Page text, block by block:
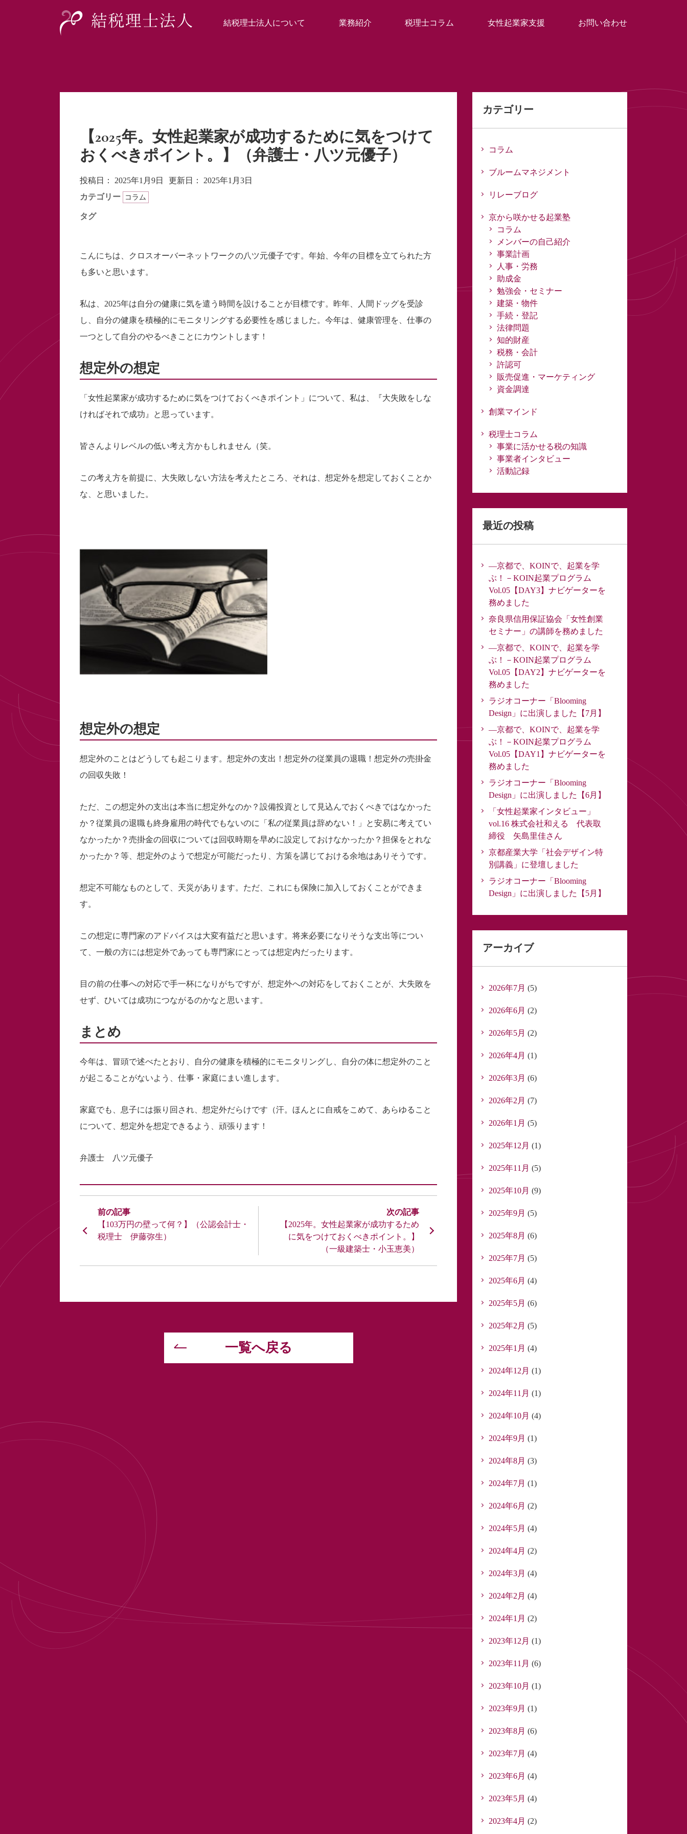
結税理士法人について 業務紹介 税理士コラム 女性起業家支援 お問い合わせ
【2025年。女性起業家が成功するために気をつけて
おくべきポイント。】（弁護士・八ツ元優子）
投稿日： 2025年1月9日 更新日：
2025年1月3日
カテゴリー
コラム
タグ
こんにちは、クロスオーバーネットワークの八ツ元優子です。年始、今年の目標を立てられた方
も多いと思います。
私は、2025年は自分の健康に気を遣う時間を設けることが目標です。昨年、人間ドッグを受診
し、自分の健康を積極的にモニタリングする必要性を感じました。今年は、健康管理を、仕事の
一つとして自分のやるべきことにカウントします！
想定外の想定
「女性起業家が成功するために気をつけておくべきポイント」について、私は、『大失敗をしな
ければそれで成功』と思っています。
皆さんよりレベルの低い考え方かもしれません（笑。
この考え方を前提に、大失敗しない方法を考えたところ、それは、想定外を想定しておくことか
な、と思いました。
想定外の想定
想定外のことはどうしても起こります。想定外の支出！想定外の従業員の退職！想定外の売掛金
の回収失敗！
ただ、この想定外の支出は本当に想定外なのか？設備投資として見込んでおくべきではなかった
か？従業員の退職も終身雇用の時代でもないのに「私の従業員は辞めない！」と安易に考えてい
なかったか？売掛金の回収については回収時期を早めに設定しておけなかったか？担保をとれな
かったか？等、想定外のようで想定が可能だったり、方策を講じておける余地はありそうです。
想定不可能なものとして、天災があります。ただ、これにも保険に加入しておくことができま
す。
この想定に専門家のアドバイスは大変有益だと思います。将来必要になりそうな支出等につい
て、一般の方には想定外であっても専門家にとっては想定内だったります。
目の前の仕事への対応で手一杯になりがちですが、想定外への対応をしておくことが、大失敗を
せず、ひいては成功につながるのかなと思います。
まとめ
今年は、冒頭で述べたとおり、自分の健康を積極的にモニタリングし、自分の体に想定外のこと
が起こることがないよう、仕事・家庭にまい進します。
家庭でも、息子には振り回され、想定外だらけです（汗。ほんとに自戒をこめて、あらゆること
について、想定外を想定できるよう、頑張ります！
弁護士 八ツ元優子
【103万円の壁って何？】（公認会計士・
税理士 伊藤弥生）
【2025年。女性起業家が成功するため
に気をつけておくべきポイント。】
（一級建築士・小玉恵美）
一覧へ戻る
カテゴリー
コラム
ブルームマネジメント
リレーブログ
京から咲かせる起業塾
コラム
メンバーの自己紹介
事業計画
人事・労務
助成金
勉強会・セミナー
建築・物件
手続・登記
法律問題
知的財産
税務・会計
許認可
販売促進・マーケティング
資金調達
創業マインド
税理士コラム
事業に活かせる税の知識
事業者インタビュー
活動記録
最近の投稿
―京都で、KOINで、起業を学
ぶ！－KOIN起業プログラム
Vol.05【DAY3】ナビゲーターを
務めました
奈良県信用保証協会「女性創業
セミナー」の講師を務めました
―京都で、KOINで、起業を学
ぶ！－KOIN起業プログラム
Vol.05【DAY2】ナビゲーターを
務めました
ラジオコーナー「Blooming
Design」に出演しました【7月】
―京都で、KOINで、起業を学
ぶ！－KOIN起業プログラム
Vol.05【DAY1】ナビゲーターを
務めました
ラジオコーナー「Blooming
Design」に出演しました【6月】
「女性起業家インタビュー」
vol.16 株式会社和える 代表取
締役 矢島里佳さん
京都産業大学「社会デザイン特
別講義」に登壇しました
ラジオコーナー「Blooming
Design」に出演しました【5月】
アーカイブ
2026年7月 (5)
2026年6月 (2)
2026年5月 (2)
2026年4月 (1)
2026年3月 (6)
2026年2月 (7)
2026年1月 (5)
2025年12月 (1)
2025年11月 (5)
2025年10月 (9)
2025年9月 (5)
2025年8月 (6)
2025年7月 (5)
2025年6月 (4)
2025年5月 (6)
2025年2月 (5)
2025年1月 (4)
2024年12月 (1)
2024年11月 (1)
2024年10月 (4)
2024年9月 (1)
2024年8月 (3)
2024年7月 (1)
2024年6月 (2)
2024年5月 (4)
2024年4月 (2)
2024年3月 (4)
2024年2月 (4)
2024年1月 (2)
2023年12月 (1)
2023年11月 (6)
2023年10月 (1)
2023年9月 (1)
2023年8月 (6)
2023年7月 (4)
2023年6月 (4)
2023年5月 (4)
2023年4月 (2)